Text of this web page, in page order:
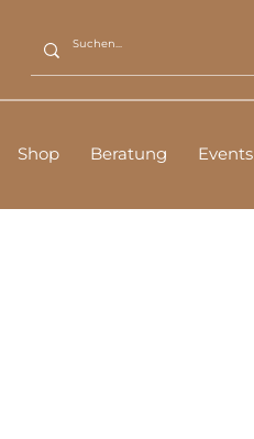
Shop Beratung Events